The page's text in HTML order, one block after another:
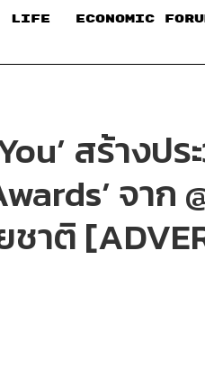
LIFE ECONOMIC
สร้างป
จา
าติ